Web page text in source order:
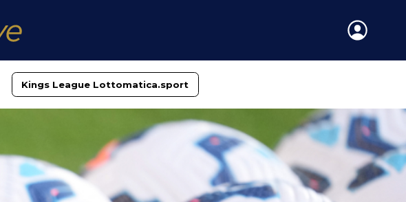
Kings League Lottomatica.sport